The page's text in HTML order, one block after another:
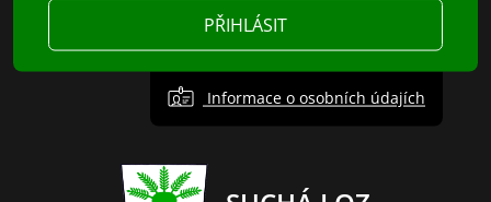
PŘIHLÁSIT
Informace o osobních údajích